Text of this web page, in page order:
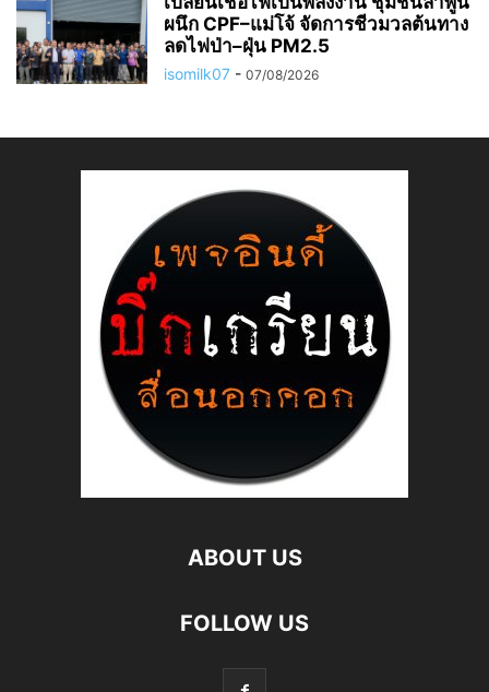
ผนึก CPF–แม่โจ้ จัดการชีวมวลต้นทาง
ลดไฟป่า–ฝุ่น PM2.5
isomilk07 - 07/08/2026
ABOUT US
FOLLOW US